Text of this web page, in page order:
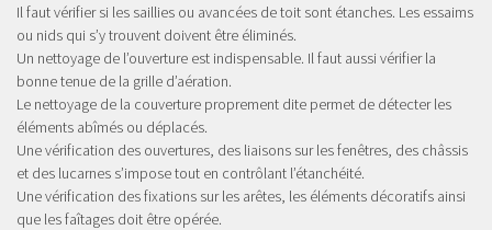
Il faut vérifier si les saillies ou avancées de toit sont étanches. Les essaims
ou nids qui s’y trouvent doivent être éliminés.
Un nettoyage de l’ouverture est indispensable. Il faut aussi vérifier la
bonne tenue de la grille d’aération.
Le nettoyage de la couverture proprement dite permet de détecter les
éléments abîmés ou déplacés.
Une vérification des ouvertures, des liaisons sur les fenêtres, des châssis
et des lucarnes s’impose tout en contrôlant l’étanchéité.
Une vérification des fixations sur les arêtes, les éléments décoratifs ainsi
que les faîtages doit être opérée.